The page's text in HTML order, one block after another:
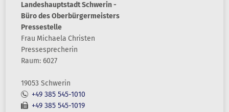
Landeshauptstadt Schwerin -
Büro des Oberbürgermeisters
Pressestelle
Frau Michaela Christen
Pressesprecherin
Raum: 6027
19053 Schwerin
+49 385 545-1010
+49 385 545-1019